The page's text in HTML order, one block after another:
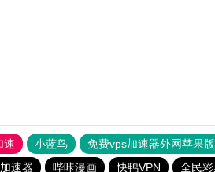
速 小蓝鸟 免费vps加速器外网苹果版
速器 哔咔漫画 快鸭VPN 全民彩